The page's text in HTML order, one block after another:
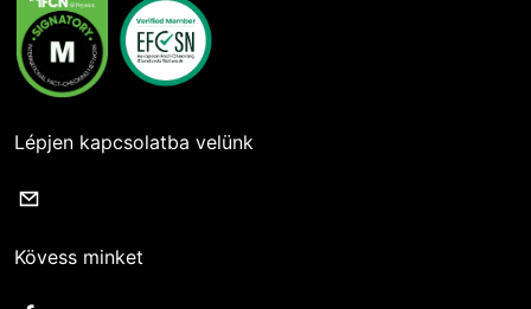
Lépjen kapcsolatba velünk
Kövess minket